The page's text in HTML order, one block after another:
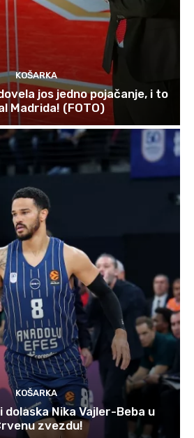
KOŠARKA
jos jedno pojačanje, i to
Madrida! (FOTO)
KOŠARKA
Nika Vajler-Beba u
zvezdu!